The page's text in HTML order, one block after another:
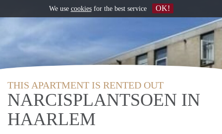
THIS APARTMENT IS RENTED OUT
NARCISPLANTSOEN IN
HAARLEM
We use cookiesfor the best service OK!